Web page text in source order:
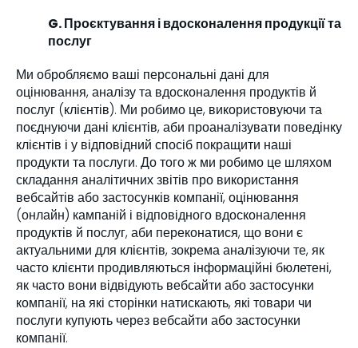
G. Проєктування і вдосконалення продукції та
послуг
Ми обробляємо ваші персональні дані для
оцінювання, аналізу та вдосконалення продуктів й
послуг (клієнтів). Ми робимо це, використовуючи та
поєднуючи дані клієнтів, аби проаналізувати поведінку
клієнтів і у відповідний спосіб покращити наші
продукти та послуги. До того ж ми робимо це шляхом
складання аналітичних звітів про використання
вебсайтів або застосунків компанії, оцінювання
(онлайн) кампаній і відповідного вдосконалення
продуктів й послуг, аби переконатися, що вони є
актуальними для клієнтів, зокрема аналізуючи те, як
часто клієнти продивляються інформаційні бюлетені,
як часто вони відвідують вебсайти або застосунки
компанії, на які сторінки натискають, які товари чи
послуги купують через вебсайти або застосунки
компанії.